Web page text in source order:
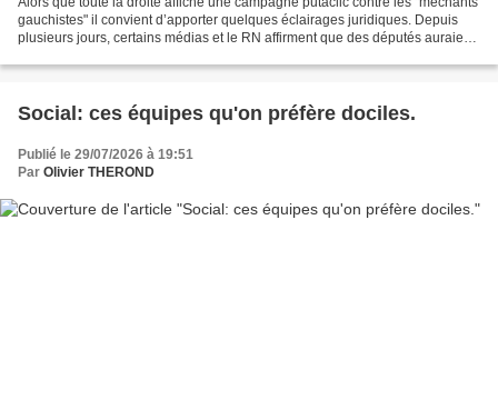
gauchistes" il convient d’apporter quelques éclairages juridiques. Depuis
plusieurs jours, certains médias et le RN affirment que des députés auraient
Social: ces équipes qu'on préfère dociles.
Publié le 29/07/2026 à 19:51
Par Olivier THEROND